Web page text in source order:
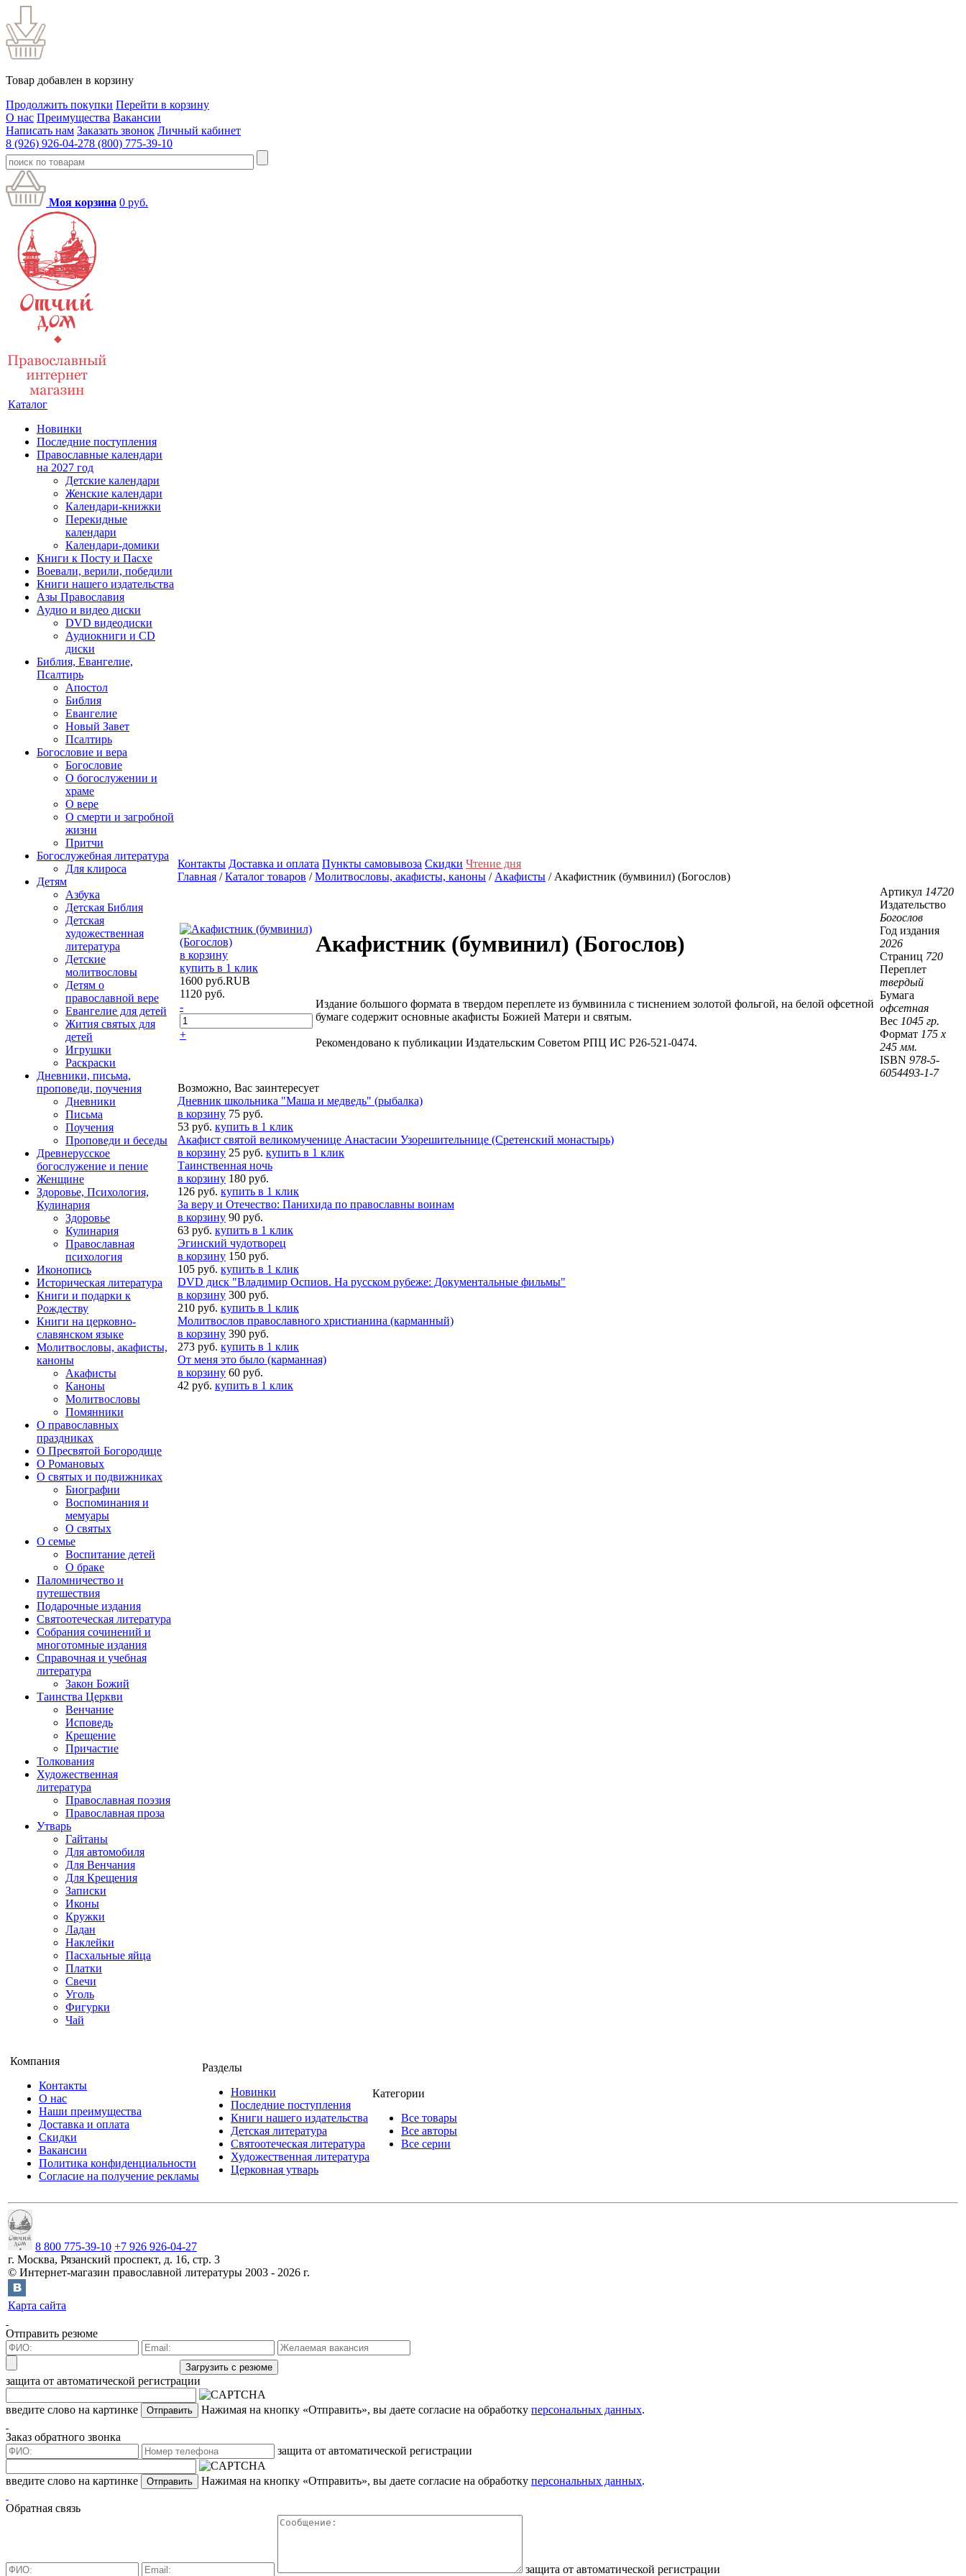
Товар добавлен в корзину
Продолжить покупки Перейти в корзину
О нас Преимущества Вакансии
Написать нам Заказать звонок Личный кабинет
8 (926) 926-04-278 (800) 775-39-10
Моя корзина 0 руб.
Каталог
Новинки
Последние поступления
Православные календари
на 2027 год
Детские календари
Женские календари
Календари-книжки
Перекидные
календари
Календари-домики
Книги к Посту и Пасхе
Воевали, верили, победили
Книги нашего издательства
Азы Православия
Аудио и видео диски
DVD видеодиски
Аудиокниги и CD
диски
Библия, Евангелие,
Псалтирь
Апостол
Библия
Евангелие
Новый Завет
Псалтирь
Богословие и вера
Богословие
О богослужении и
храме
О вере
О смерти и загробной
жизни
Притчи
Богослужебная литература
Для клироса
Детям
Азбука
Детская Библия
Детская
художественная
литература
Детские
молитвословы
Детям о
православной вере
Евангелие для детей
Жития святых для
детей
Игрушки
Раскраски
Дневники, письма,
проповеди, поучения
Дневники
Письма
Поучения
Проповеди и беседы
Древнерусское
богослужение и пение
Женщине
Здоровье, Психология,
Кулинария
Здоровье
Кулинария
Православная
психология
Иконопись
Историческая литература
Книги и подарки к
Рождеству
Книги на церковно-
славянском языке
Молитвословы, акафисты,
каноны
Акафисты
Каноны
Молитвословы
Помянники
О православных
праздниках
О Пресвятой Богородице
О Романовых
О святых и подвижниках
Биографии
Воспоминания и
мемуары
О святых
О семье
Воспитание детей
О браке
Паломничество и
путешествия
Подарочные издания
Святоотеческая литература
Собрания сочинений и
многотомные издания
Справочная и учебная
литература
Закон Божий
Таинства Церкви
Венчание
Исповедь
Крещение
Причастие
Толкования
Художественная
литература
Православная поэзия
Православная проза
Утварь
Гайтаны
Для автомобиля
Для Венчания
Для Крещения
Записки
Иконы
Кружки
Ладан
Наклейки
Пасхальные яйца
Платки
Свечи
Уголь
Фигурки
Чай
Контакты Доставка и оплата Пункты самовывоза Скидки Чтение дня
Главная /Каталог товаров /Молитвословы, акафисты, каноны / Акафисты / Акафистник (бумвинил) (Богослов)
в корзину
купить в 1 клик
1600 руб.RUB
1120 руб.
-
+
Акафистник (бумвинил) (Богослов)
Издание большого формата в твердом переплете из бумвинила с тиснением золотой фольгой, на белой офсетной
бумаге содержит основные акафисты Божией Матери и святым.
Рекомендовано к публикации Издательским Советом РПЦ ИС Р26-521-0474.
Артикул 14720
Издательство
Богослов
Год издания
2026
Страниц 720
Переплет
твердый
Бумага
офсетная
Вес 1045 гр.
Формат 175 х
245 мм.
ISBN 978-5-
6054493-1-7
Возможно, Вас заинтересует
Дневник школьника "Маша и медведь" (рыбалка)
в корзину 75 руб.
53 руб. купить в 1 клик
Акафист святой великомученице Анастасии Узорешительнице (Сретенский монастырь)
в корзину 25 руб. купить в 1 клик
Таинственная ночь
в корзину 180 руб.
126 руб. купить в 1 клик
За веру и Отечество: Панихида по православны воинам
в корзину 90 руб.
63 руб. купить в 1 клик
Эгинский чудотворец
в корзину 150 руб.
105 руб. купить в 1 клик
DVD диск "Владимир Оспиов. На русском рубеже: Документальные фильмы"
в корзину 300 руб.
210 руб. купить в 1 клик
Молитвослов православного христианина (карманный)
в корзину 390 руб.
273 руб. купить в 1 клик
От меня это было (карманная)
в корзину 60 руб.
42 руб. купить в 1 клик
Компания
Контакты
О нас
Наши преимущества
Доставка и оплата
Скидки
Вакансии
Политика конфиденциальности
Согласие на получение рекламы
Разделы
Новинки
Последние поступления
Книги нашего издательства
Детская литература
Святоотеческая литература
Художественная литература
Церковная утварь
Категории
Все товары
Все авторы
Все серии
8 800 775-39-10 +7 926 926-04-27
г. Москва, Рязанский проспект, д. 16, стр. 3
© Интернет-магазин православной литературы 2003 - 2026 г.
Карта сайта
Отправить резюме
защита от автоматической регистрации
введите слово на картинке Нажимая на кнопку «Отправить», вы даете согласие на обработку персональных данных.
Заказ обратного звонка
защита от автоматической регистрации
введите слово на картинке Нажимая на кнопку «Отправить», вы даете согласие на обработку персональных данных.
Обратная связь
защита от автоматической регистрации